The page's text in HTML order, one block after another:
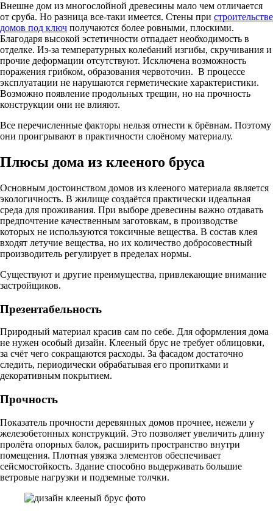
Внешне дом из многослойной древесины мало чем отличается
от сруба. Но разница все-таки имеется. Стены при строительстве
домов под ключ получаются более ровными, плоскими.
Благодаря высокой эстетичности отпадает необходимость в
отделке. Из-за температурных колебаний изгибы, скручивания и
прочие деформации отсутствуют. Исключена возможность
поражения грибком, образования червоточин. В процессе
эксплуатации не нарушаются герметические характеристики.
Возможно появление продольных трещин, но на прочность
конструкции они не влияют.
Все перечисленные факторы нельзя отнести к брёвнам. Поэтому
они проигрывают в практичности слоёному материалу.
Плюсы дома из клееного бруса
Основным достоинством домов из клееного материала является
экологичность. В жилище создаётся практически идеальная
среда для проживания. При выборе древесины важно отдавать
предпочтение качественным заготовкам, в производстве
которых не используются токсичные вещества. В состав клея
входят летучие вещества, но их количество добросовестный
производитель регулирует в пределах нормы.
Существуют и другие преимущества, привлекающие внимание
застройщиков.
Презентабельность
Природный материал красив сам по себе. Для оформления дома
не нужен особый дизайн. Клееный брус не требует облицовки,
за счёт чего сокращаются расходы. За фасадом достаточно
следить, периодически обрабатывая его пропитками и
декоративным покрытием.
Прочность
Показатель прочности деревянных домов прочнее, нежели у
железобетонных конструкций. Это позволяет увеличить длину
пролёта опорных балок, расширить пространство внутри
помещения. Плотная увязка элементов обеспечивает
сейсмостойкость. Здание способно выдерживать большие
ветровые нагрузки и подземные толчки.